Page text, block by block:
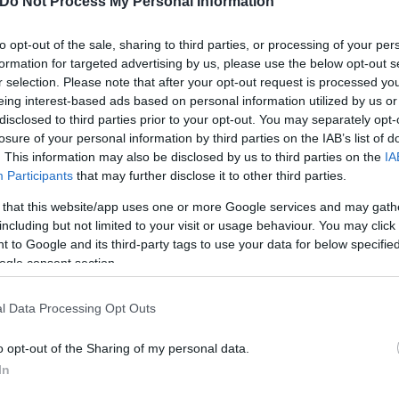
opt-out of the sale, sharing to third parties, or processing of your
for targeted advertising by us, please use the below opt-out
selection. Please note that after your opt-out request is processed
interest-based ads based on personal information utilized by us
to third parties prior to your opt-out. You may separately
of your personal information by third parties on the IAB’s list of
This information may also be disclosed by us to third parties on the
Participants that may further disclose it to other third parties.
that this website/app uses one or more Google services and may
but not limited to your visit or usage behaviour. You may
to Google and its third-party tags to use your data for below
consent section.
Data Processing Opt Outs
opt-out of the Sharing of my personal data.
μου. Με διεκδικούσε με παρά πολλούς τρόπους.
έπεσε» κάποια στιγμή και από κείνη την ημέρα
η ηθοποιός.
πριν κάνουν δεσμό και ενώ εκείνος την
αν τον ήθελε έπρεπε να δείξει ενδιαφέρον.
αυτή κουβέρτα προερχόταν από ένα σπίτι μιας
τι γίνεται»; Ήρθε με την κουβέρτα που μύριζε